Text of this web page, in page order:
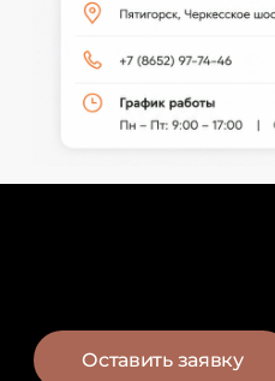
Оставить заявку